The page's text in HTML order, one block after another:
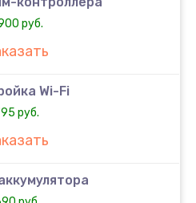
руб.
Wi-Fi
руб.